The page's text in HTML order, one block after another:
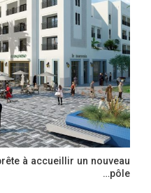
à accueillir un nouveau
pôle…